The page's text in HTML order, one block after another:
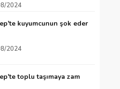
2024
kuyumcunun şok eder
2024
toplu taşımaya zam